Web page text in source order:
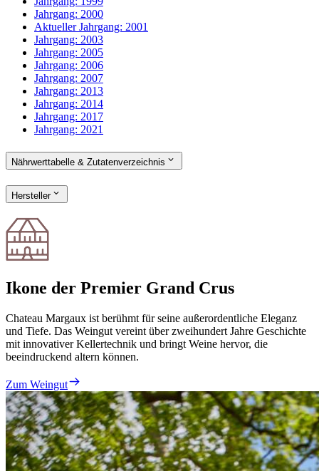
Jahrgang: 2000
Aktueller Jahrgang: 2001
Jahrgang: 2003
Jahrgang: 2005
Jahrgang: 2006
Jahrgang: 2007
Jahrgang: 2013
Jahrgang: 2014
Jahrgang: 2017
Jahrgang: 2021
Nährwerttabelle & Zutatenverzeichnis
Hersteller
Ikone der Premier Grand Crus
Chateau Margaux ist berühmt für seine außerordentliche Eleganz
und Tiefe. Das Weingut vereint über zweihundert Jahre Geschichte
mit innovativer Kellertechnik und bringt Weine hervor, die
beeindruckend altern können.
Zum Weingut